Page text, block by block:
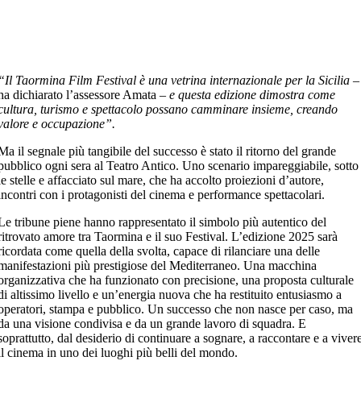
Taormina Film Festival è una vetrina internazionale per la Sicilia –
dichiarato l’assessore Amata –e questa edizione dimostra come
turismo e spettacolo possano camminare insieme, creando
e occupazione”.
il segnale più tangibile del successo è stato il ritorno del grande
ogni sera al Teatro Antico. Uno scenario impareggiabile, sotto
stelle e affacciato sul mare, che ha accolto proiezioni d’autore,
con i protagonisti del cinema e performance spettacolari.
tribune piene hanno rappresentato il simbolo più autentico del
amore tra Taormina e il suo Festival. L’edizione 2025 sarà
come quella della svolta, capace di rilanciare una delle
più prestigiose del Mediterraneo. Una macchina
che ha funzionato con precisione, una proposta culturale
altissimo livello e un’energia nuova che ha restituito entusiasmo a
stampa e pubblico. Un successo che non nasce per caso, ma
una visione condivisa e da un grande lavoro di squadra. E
dal desiderio di continuare a sognare, a raccontare e a
cinema in uno dei luoghi più belli del mondo.